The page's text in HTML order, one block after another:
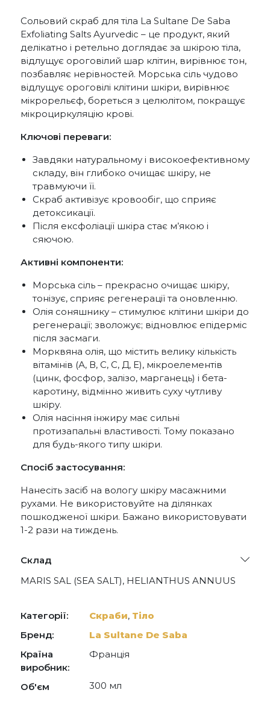
Сольовий скраб для тіла La Sultane De Saba
Exfoliating Salts Ayurvedic – це продукт, який
делікатно і ретельно доглядає за шкірою тіла,
відлущує ороговілий шар клітин, вирівнює тон,
позбавляє нерівностей. Морська сіль чудово
відлущує ороговілі клітини шкіри, вирівнює
мікрорельєф, бореться з целюлітом, покращує
мікроциркуляцію крові.
Ключові переваги:
Завдяки натуральному і високоефективному
складу, він глибоко очищає шкіру, не
травмуючи її.
Скраб активізує кровообіг, що сприяє
детоксикації.
Після ексфоліації шкіра стає м’якою і
сяючою.
Активні компоненти:
Морська сіль – прекрасно очищає шкіру,
тонізує, сприяє регенерації та оновленню.
Олія соняшнику – стимулює клітини шкіри до
регенерації; зволожує; відновлює епідерміс
після засмаги.
Морквяна олія, що містить велику кількість
вітамінів (А, В, С, С, Д, Е), мікроелементів
(цинк, фосфор, залізо, марганець) і бета-
каротину, відмінно живить суху чутливу
шкіру.
Олія насіння інжиру має сильні
протизапальні властивості. Тому показано
для будь-якого типу шкіри.
Спосіб застосування:
Нанесіть засіб на вологу шкіру масажними
рухами. Не використовуйте на ділянках
пошкодженої шкіри. Бажано використовувати
1-2 рази на тиждень.
Склад
MARIS SAL (SEA SALT), HELIANTHUS ANNUUS
SATIVA (CARROT) ROOT EXTRACT, OPUNTIA
FICUS-INDICA FLOWER EXTRACT, LINALOOL
Категорії: Скраби, Тіло
Бренд:
La Sultane De Saba
Країна
виробник:
Франція
Об'єм 300 мл